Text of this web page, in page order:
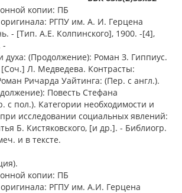
копии: ПБ
РГПУ им. А. И. Герцена
- [Тип. А.Е. Колпинского], 1900. -[4],
-
духа: (Продолжение): Роман З. Гиппиус.
Л. Медведева. Контрасты:
Ричарда Уайтинга: (Пер. с англ.).
Повесть Стефана
с пол.). Категории необходимости и
исследовании социальных явлений:
Б. Кистяковского, [и др.]. - Библиогр.
и в тексте.
копии: ПБ
РГПУ им. А.И. Герцена